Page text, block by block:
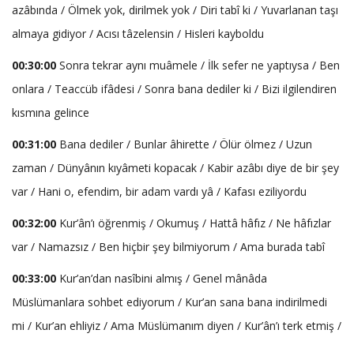
azâbında / Ölmek yok, dirilmek yok / Diri tabî ki / Yuvarlanan taşı
almaya gidiyor / Acısı tâzelensin / Hisleri kayboldu
00:30:00 Sonra tekrar aynı muâmele / İlk sefer ne yaptıysa / Ben
onlara / Teaccüb ifâdesi / Sonra bana dediler ki / Bizi ilgilendiren
kısmına gelince
00:31:00 Bana dediler / Bunlar âhirette / Ölür ölmez / Uzun
zaman / Dünyânın kıyâmeti kopacak / Kabir azâbı diye de bir şey
var / Hani o, efendim, bir adam vardı yâ / Kafası eziliyordu
00:32:00 Kur’ân’ı öğrenmiş / Okumuş / Hattâ hâfız / Ne hâfızlar
var / Namazsız / Ben hiçbir şey bilmiyorum / Ama burada tabî
00:33:00 Kur’an’dan nasîbini almış / Genel mânâda
Müslümanlara sohbet ediyorum / Kur’an sana bana indirilmedi
mi / Kur’an ehliyiz / Ama Müslümanım diyen / Kur’ân’ı terk etmiş /